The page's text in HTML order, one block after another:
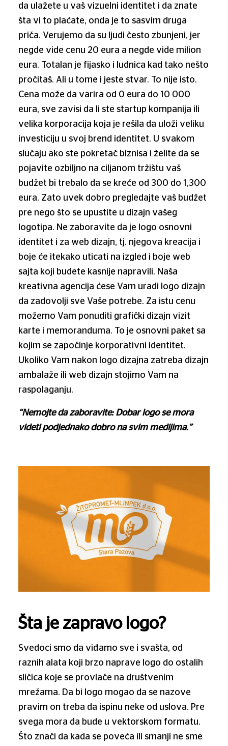
da ulažete u vaš vizuelni identitet i da znate
šta vi to plaćate, onda je to sasvim druga
priča. Verujemo da su ljudi često zbunjeni, jer
negde vide cenu 20 eura a negde vide milion
eura. Totalan je fijasko i ludnica kad tako nešto
pročitaš. Ali u tome i jeste stvar. To nije isto.
Cena može da varira od 0 eura do 10 000
eura, sve zavisi da li ste startup kompanija ili
velika korporacija koja je rešila da uloži veliku
investiciju u svoj brend identitet. U svakom
slučaju ako ste pokretač biznisa i želite da se
pojavite ozbiljno na ciljanom tržištu vaš
budžet bi trebalo da se kreće od 300 do 1,300
eura. Zato uvek dobro pregledajte vaš budžet
pre nego što se upustite u dizajn vašeg
logotipa. Ne zaboravite da je logo osnovni
identitet i za web dizajn, tj. njegova kreacija i
boje će itekako uticati na izgled i boje web
sajta koji budete kasnije napravili. Naša
kreativna agencija ćese Vam uradi logo dizajn
da zadovolji sve Vaše potrebe. Za istu cenu
možemo Vam ponuditi grafički dizajn vizit
karte i memoranduma. To je osnovni paket sa
kojim se započinje korporativni identitet.
Ukoliko Vam nakon logo dizajna zatreba dizajn
ambalaže ili web dizajn stojimo Vam na
raspolaganju.
“Nemojte da zaboravite: Dobar logo se mora
videti podjednako dobro na svim medijima.”
Šta je zapravo logo?
Svedoci smo da viđamo sve i svašta, od
raznih alata koji brzo naprave logo do ostalih
sličica koje se provlače na društvenim
mrežama. Da bi logo mogao da se nazove
pravim on treba da ispinu neke od uslova. Pre
svega mora da bude u vektorskom formatu.
Što znači da kada se poveća ili smanji ne sme